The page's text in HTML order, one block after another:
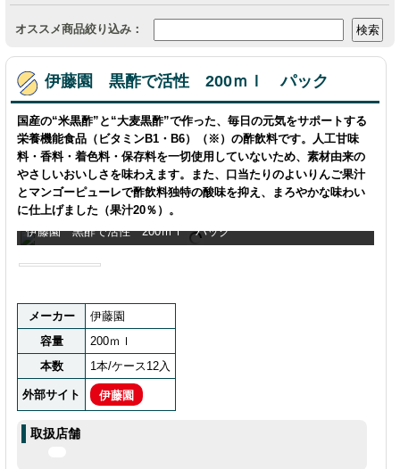
オススメ商品絞り込み：
伊藤園 黒酢で活性 200ｍｌ パック
国産の“米黒酢”と“大麦黒酢”で作った、毎日の元気をサポートする
栄養機能食品（ビタミンB1・B6）（※）の酢飲料です。人工甘味
料・香料・着色料・保存料を一切使用していないため、素材由来の
やさしいおいしさを味わえます。また、口当たりのよいりんご果汁
とマンゴーピューレで酢飲料独特の酸味を抑え、まろやかな味わい
に仕上げました（果汁20％）。
伊藤園 黒酢で活性 200ｍｌ パック
メーカー
伊藤園
容量
200ｍｌ
本数
1本/ケース12入
外部サイト 伊藤園
取扱店舗